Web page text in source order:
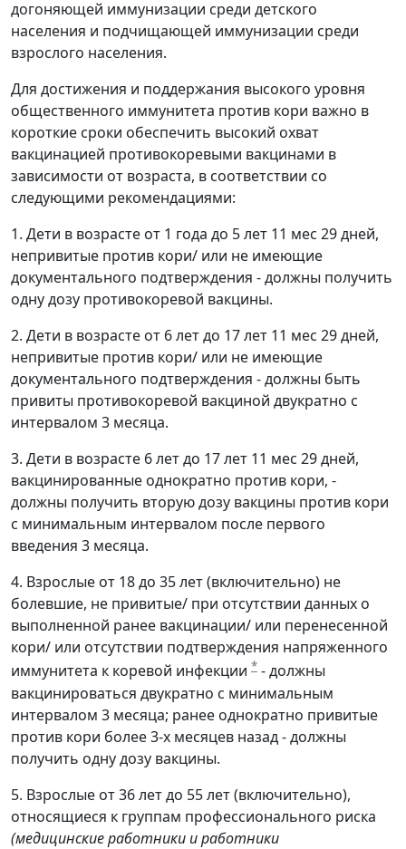
догоняющей иммунизации среди детского
населения и подчищающей иммунизации среди
взрослого населения.
Для достижения и поддержания высокого уровня
общественного иммунитета против кори важно в
короткие сроки обеспечить высокий охват
вакцинацией противокоревыми вакцинами в
зависимости от возраста, в соответствии со
следующими рекомендациями:
1. Дети в возрасте от 1 года до 5 лет 11 мес 29 дней,
непривитые против кори/ или не имеющие
документального подтверждения - должны получить
одну дозу противокоревой вакцины.
2. Дети в возрасте от 6 лет до 17 лет 11 мес 29 дней,
непривитые против кори/ или не имеющие
документального подтверждения - должны быть
привиты противокоревой вакциной двукратно с
интервалом 3 месяца.
3. Дети в возрасте 6 лет до 17 лет 11 мес 29 дней,
вакцинированные однократно против кори, -
должны получить вторую дозу вакцины против кори
с минимальным интервалом после первого
введения 3 месяца.
4. Взрослые от 18 до 35 лет (включительно) не
болевшие, не привитые/ при отсутствии данных о
выполненной ранее вакцинации/ или перенесенной
кори/ или отсутствии подтверждения напряженного
иммунитета к коревой инфекции * - должны
вакцинироваться двукратно с минимальным
интервалом 3 месяца; ранее однократно привитые
против кори более 3-х месяцев назад - должны
получить одну дозу вакцины.
5. Взрослые от 36 лет до 55 лет (включительно),
относящиеся к группам профессионального риска
(медицинские работники и работники